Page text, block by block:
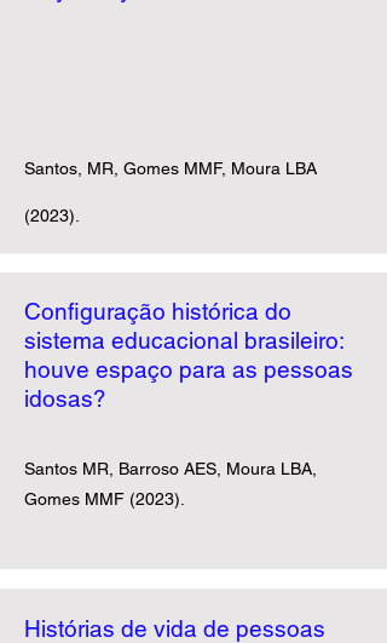
Santos, MR, Gomes MMF, Moura LBA
(2023).
Configuração histórica do
sistema educacional brasileiro:
houve espaço para as pessoas
idosas?
Santos MR, Barroso AES, Moura LBA,
Gomes MMF (2023).
Histórias de vida de pessoas